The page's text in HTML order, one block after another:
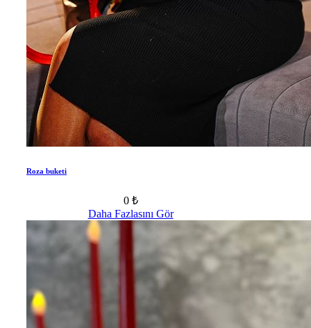
Roza buketi
0 ₺
Daha Fazlasını Gör